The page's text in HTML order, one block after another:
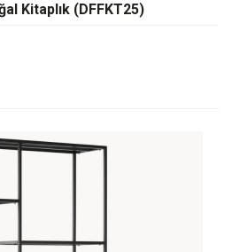
Kitaplık (DFFKT25)